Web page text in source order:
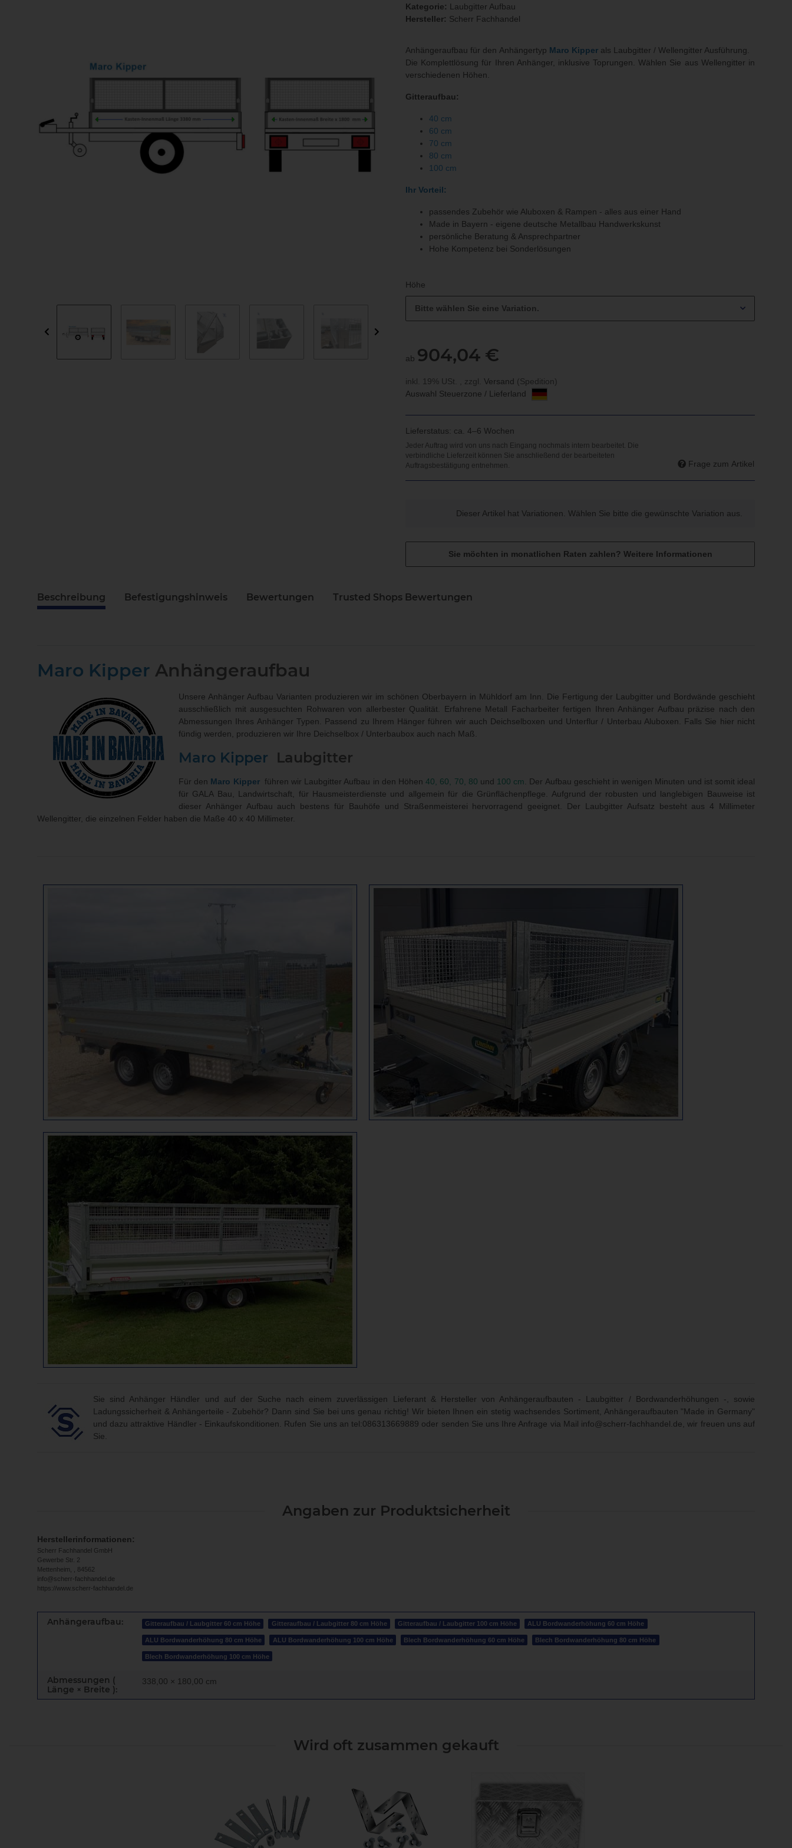
Kategorie: Laubgitter Aufbau
Hersteller: Scherr Fachhandel
Anhängeraufbau für den Anhängertyp Maro Kipper als Laubgitter / Wellengitter Ausführung.
Die Komplettlösung für Ihren Anhänger, inklusive Toprungen. Wählen Sie aus Wellengitter in
verschiedenen Höhen.
Gitteraufbau:
40 cm
60 cm
70 cm
80 cm
100 cm
Ihr Vorteil:
passendes Zubehör wie Aluboxen & Rampen - alles aus einer Hand
Made in Bayern - eigene deutsche Metallbau Handwerkskunst
persönliche Beratung & Ansprechpartner
Hohe Kompetenz bei Sonderlösungen
Höhe
Bitte wählen Sie eine Variation.
ab 904,04 €
inkl. 19% USt. , zzgl. Versand (Spedition)
Auswahl Steuerzone / Lieferland
Lieferstatus: ca. 4–6 Wochen
Frage zum Artikel
Dieser Artikel hat Variationen. Wählen Sie bitte die gewünschte Variation aus.
Sie möchten in monatlichen Raten zahlen? Weitere Informationen
Beschreibung Befestigungshinweis Bewertungen Trusted Shops Bewertungen
Maro Kipper Anhängeraufbau
Unsere Anhänger Aufbau Varianten produzieren wir im schönen Oberbayern in Mühldorf am Inn. Die Fertigung der Laubgitter und Bordwände geschieht
ausschließlich mit ausgesuchten Rohwaren von allerbester Qualität. Erfahrene Metall Facharbeiter fertigen Ihren Anhänger Aufbau präzise nach den
Abmessungen Ihres Anhänger Typen. Passend zu Ihrem Hänger führen wir auch Deichselboxen und Unterflur / Unterbau Aluboxen. Falls Sie hier nicht
fündig werden, produzieren wir Ihre Deichselbox / Unterbaubox auch nach Maß.
Maro Kipper Laubgitter
Für den Maro Kipper führen wir Laubgitter Aufbau in den Höhen40, 60, 70, 80 und 100 cm. Der Aufbau geschieht in wenigen Minuten und ist somit ideal
für GALA Bau, Landwirtschaft, für Hausmeisterdienste und allgemein für die Grünflächenpflege. Aufgrund der robusten und langlebigen Bauweise ist
dieser Anhänger Aufbau auch bestens für Bauhöfe und Straßenmeisterei hervorragend geeignet. Der Laubgitter Aufsatz besteht aus 4 Millimeter
Wellengitter, die einzelnen Felder haben die Maße 40 x 40 Millimeter.
Sie sind Anhänger Händler und auf der Suche nach einem zuverlässigen Lieferant & Hersteller von Anhängeraufbauten - Laubgitter / Bordwanderhöhungen -, sowie
Ladungssicherheit & Anhängerteile - Zubehör? Dann sind Sie bei uns genau richtig! Wir bieten Ihnen ein stetig wachsendes Sortiment, Anhängeraufbauten "Made in Germany"
und dazu attraktive Händler - Einkaufskonditionen. Rufen Sie uns antel:086313669889 oder senden Sie uns Ihre Anfrage via Mail info@scherr-fachhandel.de, wir freuen uns auf
Sie.
Angaben zur Produktsicherheit
Herstellerinformationen:
Scherr Fachhandel GmbH
Gewerbe Str. 2
Mettenheim, , 84562
info@scherr-fachhandel.de
https://www.scherr-fachhandel.de
Anhängeraufbau: Gitteraufbau / Laubgitter 60 cm Höhe Gitteraufbau / Laubgitter 80 cm Höhe Gitteraufbau / Laubgitter 100 cm Höhe ALU Bordwanderhöhung 60 cm Höhe
ALU Bordwanderhöhung 80 cm Höhe ALU Bordwanderhöhung 100 cm Höhe Blech Bordwanderhöhung 60 cm Höhe Blech Bordwanderhöhung 80 cm Höhe
Blech Bordwanderhöhung 100 cm Höhe
Abmessungen (
Länge × Breite ):
338,00 × 180,00 cm
Wird oft zusammen gekauft